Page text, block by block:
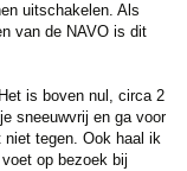
uitschakelen. Als
van de NAVO is dit
is boven nul, circa 2
sneeuwvrij en ga voor
niet tegen. Ook haal ik
op bezoek bij